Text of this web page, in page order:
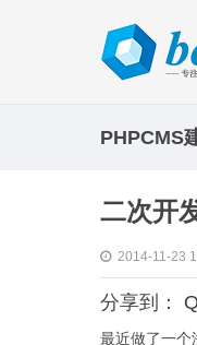
PHPCMS
二次开
2014-11-23
分享到：
最近做了一个